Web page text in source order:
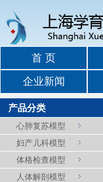
首 页
企业新闻
产品分类
心肺复苏模型
妇产儿科模型
体格检查模型
人体解剖模型